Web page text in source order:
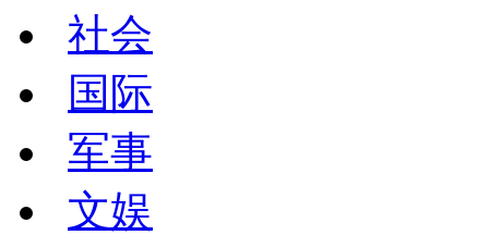
社会
国际
军事
文娱